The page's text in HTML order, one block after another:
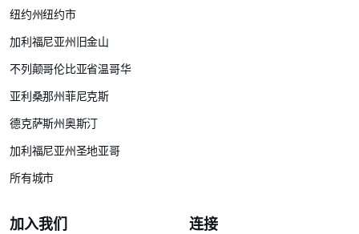
纽约州纽约市
加利福尼亚州旧金山
不列颠哥伦比亚省温哥华
亚利桑那州菲尼克斯
德克萨斯州奥斯汀
加利福尼亚州圣地亚哥
所有城市
加入我们 连接